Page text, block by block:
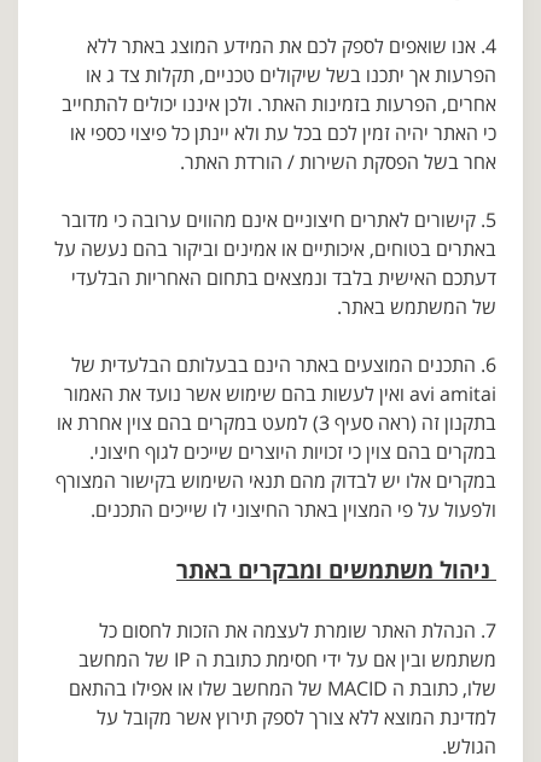
4. אנו שואפים לספק לכם את המידע המוצג באתר ללא
הפרעות אך יתכנו בשל שיקולים טכניים, תקלות צד ג או
אחרים, הפרעות בזמינות האתר. ולכן איננו יכולים להתחייב
כי האתר יהיה זמין לכם בכל עת ולא יינתן כל פיצוי כספי או
אחר בשל הפסקת השירות / הורדת האתר.
5. קישורים לאתרים חיצוניים אינם מהווים ערובה כי מדובר
באתרים בטוחים, איכותיים או אמינים וביקור בהם נעשה על
דעתכם האישית בלבד ונמצאים בתחום האחריות הבלעדי
של המשתמש באתר.
6. התכנים המוצעים באתר הינם בבעלותם הבלעדית של
avi amitai ואין לעשות בהם שימוש אשר נועד את האמור
בתקנון זה (ראה סעיף 3) למעט במקרים בהם צוין אחרת או
במקרים בהם צוין כי זכויות היוצרים שייכים לגוף חיצוני.
במקרים אלו יש לבדוק מהם תנאי השימוש בקישור המצורף
ולפעול על פי המצוין באתר החיצוני לו שייכים התכנים.
ניהול משתמשים ומבקרים באתר
7. הנהלת האתר שומרת לעצמה את הזכות לחסום כל
משתמש ובין אם על ידי חסימת כתובת ה IP של המחשב
שלו, כתובת ה MACID של המחשב שלו או אפילו בהתאם
למדינת המוצא ללא צורך לספק תירוץ אשר מקובל על
הגולש.